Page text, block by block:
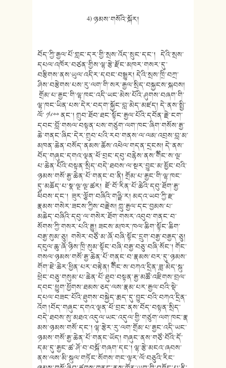
4) ཉམས་གསོའི་སྐོར།
བོད་ཀྱི་རྒྱལ་པོ་གླང་དར་གྱི་སྲས་འོད་སྲུང་དང་། དེའི་སྲས་
དཔལ་འཁོར་བཙན་གྱིས་ལྷ་རྩེ་རྫོང་མཁར་གསར་དུ་
བརྩིགས་ནས་ཡུལ་འདིར་དབང་བསྒྱུར། དེའི་སྲས་ཁྲི་བཀྲ་
ཤིས་བརྩེགས་པས་རུ་ལག་གི་སར་རྒྱལ་སྲིད་བསྐྱངས་སྐབས།
གྲོམ་པ་རྒྱང་གི་ལྷ་ཁང་འདི་ཡང་མེས་པོའི་ཤུགས་བཞག་གི་
ལྷ་ཁང་ཡིན་པས་དེར་བདག་སྐྱོང་བླ་མེད་མཛད། དེ་ནས་སྤྱི་
ལོ་ ༡༦༠༠ ནང་། གྲུབ་ཐོབ་ཐང་སྟོང་རྒྱལ་པོའི་དབོན་རྗེ་ངག་
དབང་བློ་གསལ་བསྟན་པས་གཙུག་ལག་ཁང་ཞིག་གསོས་རྒྱ་
ཆེ་གནང་ཞིང་དེར་གྲུབ་པའི་རབ་གནས་ལ་ལམ་འབྲས་བླ་མ་
མཁན་ཆེན་བསོད་ནམས་ཆོས་འཕེལ་གདན་དྲངས། དེ་ནས་
བོད་གཞུང་དགའ་ལྡན་ཕོ་བྲང་དབུ་བརྙེས་ནས་༸གོང་ས་ལྔ་
པ་ཆེན་པོའི་བསྟན་སྲིད་བདེ་ཐབས་ལ་སྔར་བྱུང་མ་མྱོང་བའི་
ཉམས་གསོ་རྒྱ་ཆེན་པོ་གནང་བ་ནི། གྲོམ་པ་རྒྱང་གི་ལྷ་ཁང་
དུ་མཆོད་པ་སྣ་ལྔ་ལྔ་ཚར། ཇོ་བོ་རིན་པོ་ཆེའི་དབུ་ཐོག་རྒྱ་
ཕིབས་དང་། ཟུར་ལྕོག་བཞིའི་གཉྫི་ར། མདའ་ཡབ་ཀྱི་རྫ་
རྣམས་གསེར་ཟངས་ཀྱིས་བརྗེས། ཀླུ་རྒྱལ་དང་བྱམས་པ་
མཆེད་བཞིའི་དབུ་ལ་གསེར་ཐོག་གསར་འབུབ་གནང་བ་
སོགས་ཀྱི་གསར་པའི་རྒྱུ། ཟངས་མཁར་ཁལ་ཆིག་སྟོང་ཆིག་
བརྒྱ་སུམ་ཅུ། གསེར་བཙོ་མ་ཞོ་བཞི་སྟོང་དྲུག་བརྒྱ་བརྒྱད་ཅུ།
དངུལ་ཆུ་ཞོ་ཉིས་ཁྲི་སུམ་སྟོང་བཞི་བརྒྱ་བཅུ་བཞི་སོང་། གོང་
གསལ་ཉམས་གསོ་རྒྱ་ཆེན་པོ་གནང་བ་རྣམས་བར་དུ་ཉམས་
གོག་ཇེ་ཆེར་ཕྱིན་པར་བརྟེན། ༸གོང་ས་བཀའ་དྲིན་ཟླ་མེད་སྐུ་
ཕྲེང་བཅུ་གསུམ་པ་ཆེན་པོ་ཐུབ་བསྟན་རྒྱ་མཚོ་འཇིགས་བྲལ་
དབང་ཕྱུག་ཕྱོགས་ཐམས་ཅད་ལས་རྣམ་པར་རྒྱལ་བའི་སྡེ་
དཔལ་བཟང་པོའི་ཐུགས་བསྐྱེད་རྨད་དུ་བྱུང་བའི་བཀའ་དྲིན་
འོག །བོད་གཞུང་དགའ་ལྡན་ཕོ་བྲང་ནས་བོད་བསྟན་སྲིད་
བདེ་ཐབས་སུ་མཐའ་འདུལ་ཡང་འདུལ་གྱི་གཙུག་ལག་ཁང་རྣ
མས་ཉམས་གསོ་དང་། ལྷ་རྩེར་རུ་ལག་གྲོམ་པ་རྒྱང་འདི་ཡང་
ཉམས་གསོ་རྒྱ་ཆེན་པོ་གནང་ཡོད། གཞུང་ནས་གཙོ་བོའི་དོ་
དམ་དུ་རྒྱང་ཚ་ཤོ་བ་བསྐོ་གཞག་དང་། ལྷ་རྩེ་མངའ་ཞབས་
ནས་ལས་མི་སྐུལ་གཏོང་སོགས་གང་ལྟར་ལོ་བཅུའི་རིང་